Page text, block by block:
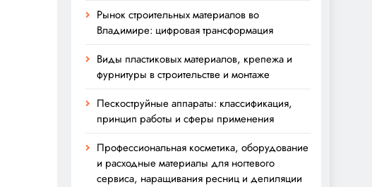
Рынок строительных материалов во
Владимире: цифровая трансформация
Виды пластиковых материалов, крепежа и
фурнитуры в строительстве и монтаже
Пескоструйные аппараты: классификация,
принцип работы и сферы применения
Профессиональная косметика, оборудование
и расходные материалы для ногтевого
сервиса, наращивания ресниц и депиляции